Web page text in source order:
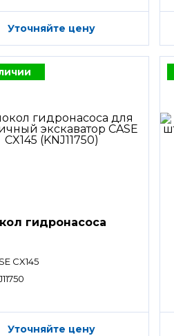
Уточняйте цену
гидронасоса
CX145
Уточняйте цену